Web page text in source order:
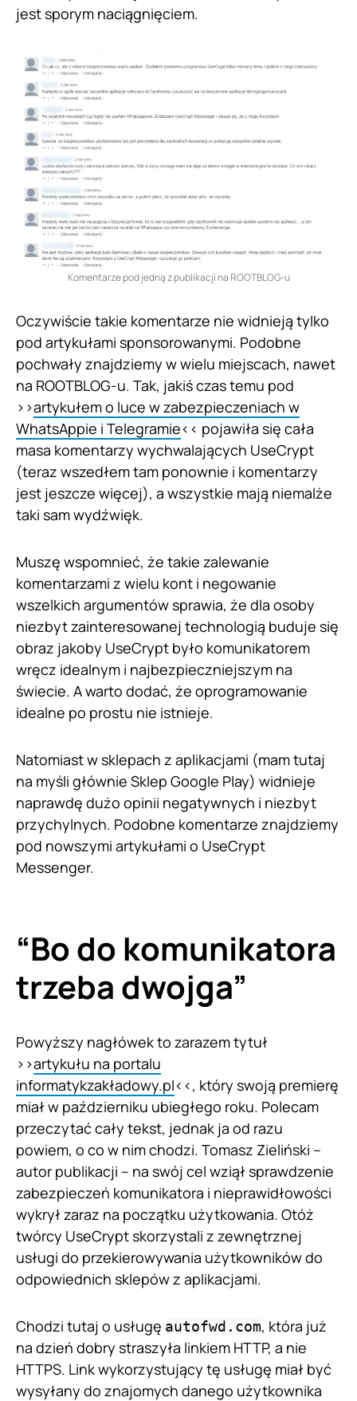
jest sporym naciągnięciem.
Komentarze pod jedną z publikacji na ROOTBLOG-u
Oczywiście takie komentarze nie widnieją tylko
pod artykułami sponsorowanymi. Podobne
pochwały znajdziemy w wielu miejscach, nawet
na ROOTBLOG-u. Tak, jakiś czas temu pod
>>artykułem o luce w zabezpieczeniach w
WhatsAppie i Telegramie<< pojawiła się cała
masa komentarzy wychwalających UseCrypt
(teraz wszedłem tam ponownie i komentarzy
jest jeszcze więcej), a wszystkie mają niemalże
taki sam wydźwięk.
Muszę wspomnieć, że takie zalewanie
komentarzami z wielu kont i negowanie
wszelkich argumentów sprawia, że dla osoby
niezbyt zainteresowanej technologią buduje się
obraz jakoby UseCrypt było komunikatorem
wręcz idealnym i najbezpieczniejszym na
świecie. A warto dodać, że oprogramowanie
idealne po prostu nie istnieje.
Natomiast w sklepach z aplikacjami (mam tutaj
na myśli głównie Sklep Google Play) widnieje
naprawdę dużo opinii negatywnych i niezbyt
przychylnych. Podobne komentarze znajdziemy
pod nowszymi artykułami o UseCrypt
Messenger.
“Bo do komunikatora
trzeba dwojga”
Powyższy nagłówek to zarazem tytuł
>>artykułu na portalu
informatykzakładowy.pl<<, który swoją premierę
miał w październiku ubiegłego roku. Polecam
przeczytać cały tekst, jednak ja od razu
powiem, o co w nim chodzi. Tomasz Zieliński –
autor publikacji – na swój cel wziął sprawdzenie
zabezpieczeń komunikatora i nieprawidłowości
wykrył zaraz na początku użytkowania. Otóż
twórcy UseCrypt skorzystali z zewnętrznej
usługi do przekierowywania użytkowników do
odpowiednich sklepów z aplikacjami.
Chodzi tutaj o usługę autofwd.com, która już
na dzień dobry straszyła linkiem HTTP, a nie
HTTPS. Link wykorzystujący tę usługę miał być
wysyłany do znajomych danego użytkownika